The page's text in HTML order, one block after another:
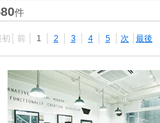
件
初 前 1 2 3 4 5 次 最後